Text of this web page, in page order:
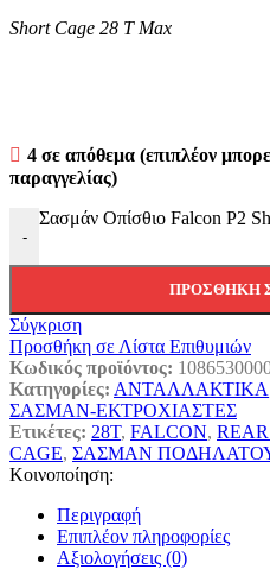
Short Cage 28 T Max
4 σε απόθεμα (επιπλέον
παραγγελίας)
-
Σασμάν Οπίσθιο Falcon P2
ΠΡΟΣΘΉΚΗ
Σύγκριση
Προσθήκη σε Λίστα Επιθυμιών
Κωδικός προϊόντος:
Κατηγορίες: ΑΝΤΑΛΛΑΚΤΙΚΑ
ΣΑΣΜΑΝ-ΕΚΤΡΟΧΙΑΣΤΕΣ
Ετικέτες: 28T, FALCON,
CAGE, ΣΑΣΜΑΝ
Κοινοποίηση:
Περιγραφή
Επιπλέον πληροφορίες
Αξιολογήσεις (0)